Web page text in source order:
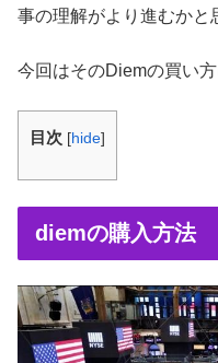
事の理解がより進むかと
今回はそのDiemの買い
目次 [hide]
diemの購入方法